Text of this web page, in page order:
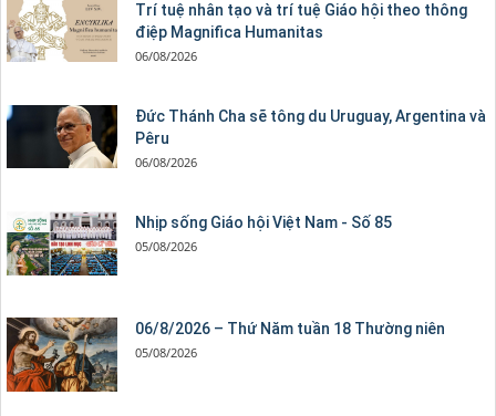
Trí tuệ nhân tạo và trí tuệ Giáo hội theo thông
điệp Magnifica Humanitas
06/08/2026
Đức Thánh Cha sẽ tông du Uruguay, Argentina và
Pêru
06/08/2026
Nhịp sống Giáo hội Việt Nam - Số 85
05/08/2026
06/8/2026 – Thứ Năm tuần 18 Thường niên
05/08/2026